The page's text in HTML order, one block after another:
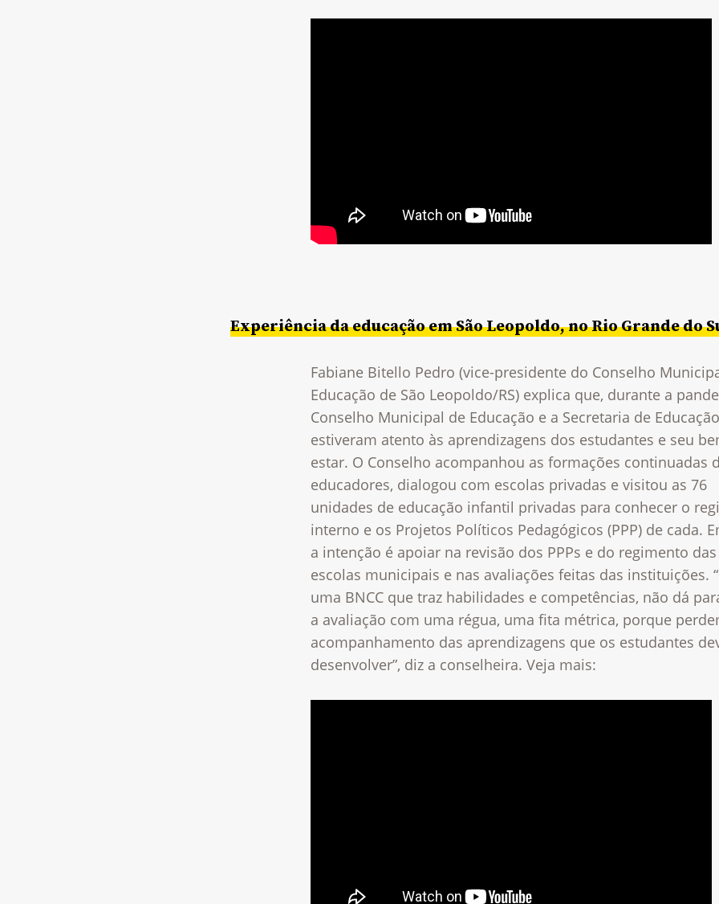
Experiência da educação em São Leopoldo, no Rio Grande do
Fabiane Bitello Pedro (vice-presidente do Conselho
Educação de São Leopoldo/RS) explica que, durante a
Conselho Municipal de Educação e a Secretaria de Educação
estiveram atento às aprendizagens dos estudantes e seu
estar. O Conselho acompanhou as formações continuadas
educadores, dialogou com escolas privadas e visitou as 76
unidades de educação infantil privadas para conhecer o
interno e os Projetos Políticos Pedagógicos (PPP) de cada.
a intenção é apoiar na revisão dos PPPs e do regimento
escolas municipais e nas avaliações feitas das instituições.
uma BNCC que traz habilidades e competências, não dá
a avaliação com uma régua, uma fita métrica, porque
acompanhamento das aprendizagens que os estudantes
desenvolver”, diz a conselheira. Veja mais: